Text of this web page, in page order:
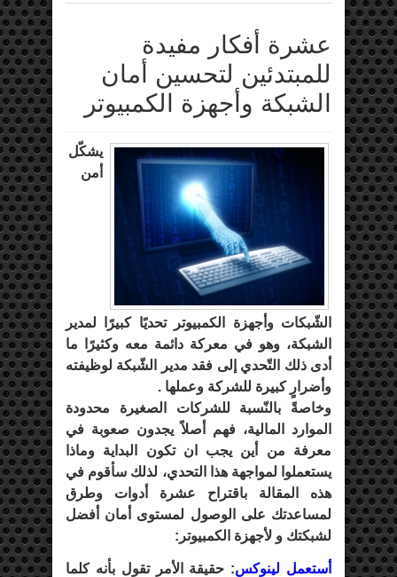
عشرة أفكار مفيدة
للمبتدئين لتحسين أمان
الشبكة وأجهزة الكمبيوتر
يشكّل
أمن
الشّبكات وأجهزة الكمبيوتر تحديًا كبيرًا لمدير
الشبكة، وهو في معركة دائمة معه وكثيرًا ما
أدى ذلك التّحدي إلى فقد مدير الشّبكة لوظيفته
وأضرارٍ كبيرة للشركة وعملها .
وخاصةً بالنّسبة للشركات الصغيرة محدودة
الموارد المالية، فهم أصلاً يجدون صعوبة في
معرفة من أين يجب ان تكون
البداية وماذا
يستعملوا لمواجهة هذا التحدي، لذلك سأقوم في
هذه المقالة باقتراح عشرة أدوات وطرق
لمساعدتك على الوصول لمستوى أمان أفضل
لشبكتك و لأجهزة الكمبيوتر:
أستعمل لينوكس: حقيقة الأمر تقول بأنه كلما